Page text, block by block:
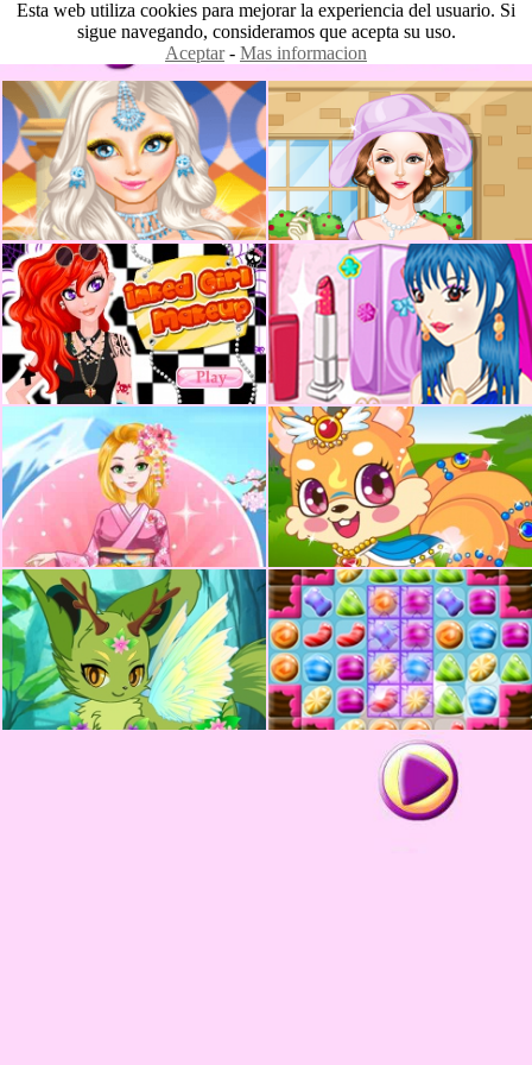
Esta web utiliza cookies para mejorar la experiencia del usuario. Si
sigue navegando, consideramos que acepta su uso.
Aceptar- Mas informacion